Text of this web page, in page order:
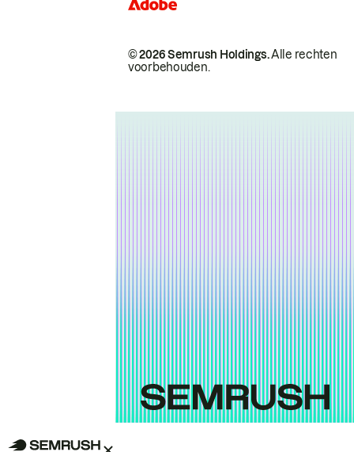
© 2026 Semrush Holdings.Alle rechten
voorbehouden.